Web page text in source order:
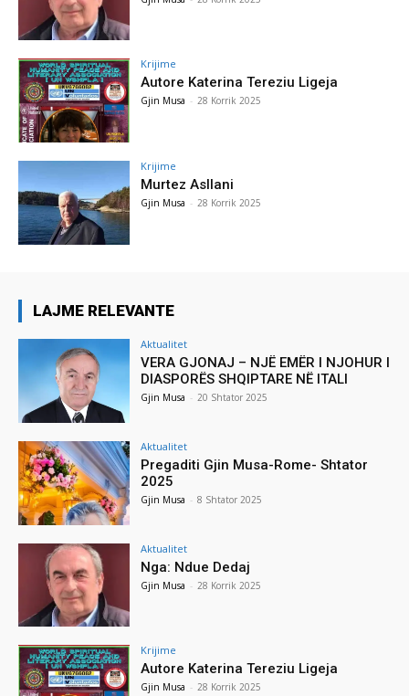
Krijime
Autore Katerina Tereziu Ligeja
Gjin Musa - 28 Korrik 2025
Krijime
Murtez Asllani
Gjin Musa - 28 Korrik 2025
LAJME RELEVANTE
Aktualitet
VERA GJONAJ – NJË EMËR I NJOHUR I
DIASPORËS SHQIPTARE NË ITALI
Gjin Musa - 20 Shtator 2025
Aktualitet
Pregaditi Gjin Musa-Rome- Shtator
2025
Gjin Musa - 8 Shtator 2025
Aktualitet
Nga: Ndue Dedaj
Gjin Musa - 28 Korrik 2025
Krijime
Autore Katerina Tereziu Ligeja
Gjin Musa - 28 Korrik 2025